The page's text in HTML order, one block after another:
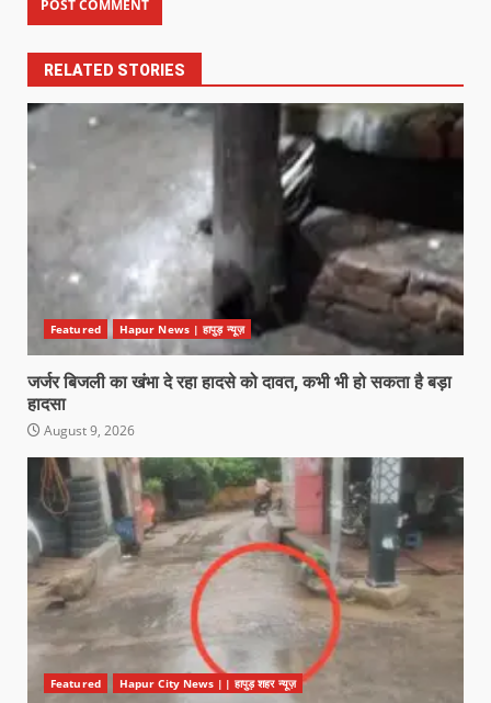
RELATED STORIES
Featured Hapur News | हापुड़ न्यूज़
जर्जर बिजली का खंभा दे रहा हादसे को दावत, कभी भी हो सकता है बड़ा
हादसा
August 9, 2026
Featured Hapur City News || हापुड़ शहर न्यूज़